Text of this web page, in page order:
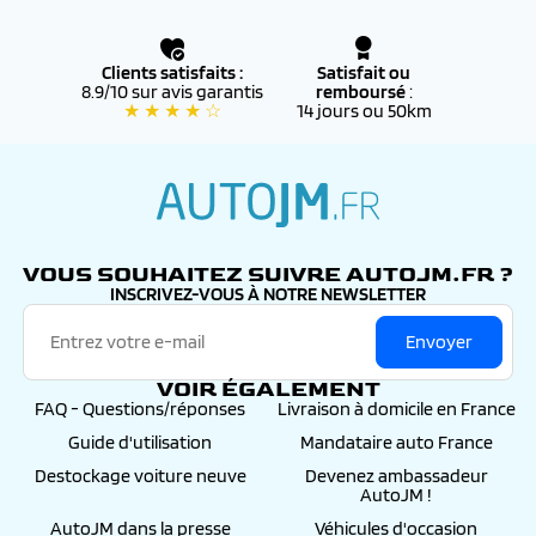
dans tout le réseau RENAULT officiel
✔️ Éligibles aufinancement et auxaides à l’achat
(bonus écologique, reprise, etc.)
Clients satisfaits :
8.9/10 sur avis garantis
★ ★ ★ ★ ☆
Satisfait ou
remboursé:
14 jours ou 50km
VOUS SOUHAITEZ SUIVRE AUTOJM.FR ?
INSCRIVEZ-VOUS À NOTRE NEWSLETTER
Envoyer
VOIR ÉGALEMENT
FAQ - Questions/réponses
Livraison à domicile en France
Guide d'utilisation
Mandataire auto France
Destockage voiture neuve
Devenez ambassadeur
AutoJM !
AutoJM dans la presse
Véhicules d'occasion